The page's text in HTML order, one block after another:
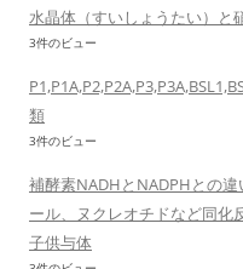
水晶体（すいしょうたい）と
3件のビュー
類
3件のビュー
補酵素NADHとNADPHとの
ール、ヌクレオチドなど同化
子供与体